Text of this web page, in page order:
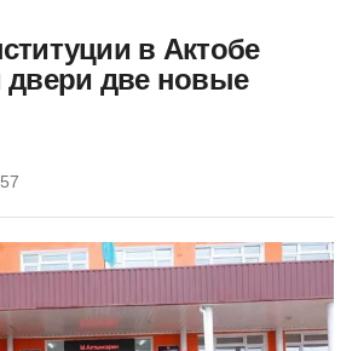
в Актобе
двери две новые